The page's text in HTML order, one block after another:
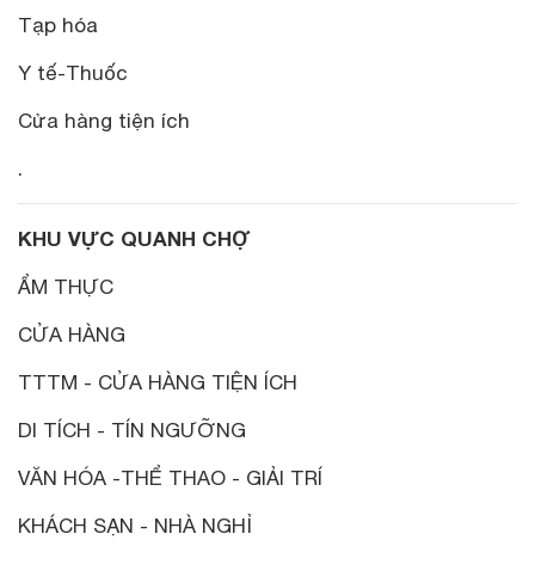
Tạp hóa
Y tế-Thuốc
Cửa hàng tiện ích
.
KHU VỰC QUANH CHỢ
ẨM THỰC
CỬA HÀNG
TTTM - CỬA HÀNG TIỆN ÍCH
DI TÍCH - TÍN NGƯỠNG
VĂN HÓA -THỂ THAO - GIẢI TRÍ
KHÁCH SẠN - NHÀ NGHỈ